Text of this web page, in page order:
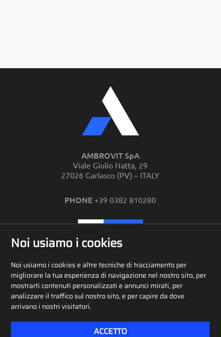
Noi usiamo i cookies
Noi usiamo i cookies e altre tecniche di tracciamento per
migliorare la tua esperienza di navigazione nel nostro sito, per
mostrarti contenuti personalizzati e annunci mirati, per
analizzare il traffico sul nostro sito, e per capire da dove
arrivano i nostri visitatori.
ACCETTO
AMBROVIT SpA
Viale Giulio Natta, 29
27026 Garlasco (PV) – ITALY
PHONE +39 0382 810280
RETE VENDITA